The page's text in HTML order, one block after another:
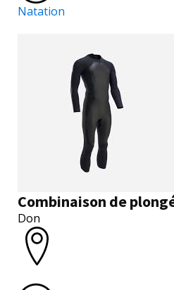
Natation
Combinaison de
Don